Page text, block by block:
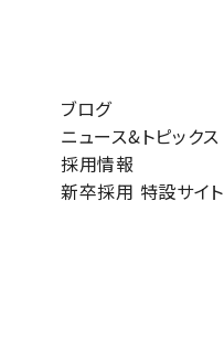
ブログ
ニュース&トピックス
採用情報
新卒採用 特設サイト